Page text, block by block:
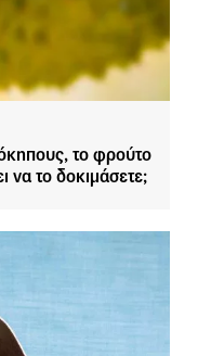
το φρούτο
να το δοκιμάσετε;